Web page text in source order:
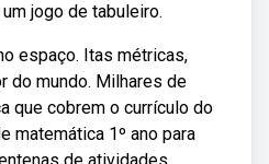
jogo de tabuleiro.
espaço. Itas métricas,
do mundo. Milhares de
que cobrem o currículo do
matemática 1º ano para